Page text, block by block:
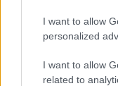
I want to allow
personalized
I want to allow
related to
ΣΗΜΕΡΑ ΣΤΟ